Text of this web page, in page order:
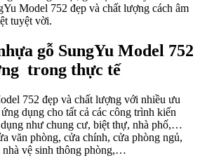
Model 752 đẹp và chất lượng cách âm
tuyệt vời.
gỗ SungYu Model 752
trong thực tế
752 đẹp và chất lượng với nhiều ưu
dụng cho tất cả các công trình kiến
như chung cư, biệt thự, nhà phố,…
văn phòng, cửa chính, cửa phòng ngủ,
nhà vệ sinh thông phòng,…